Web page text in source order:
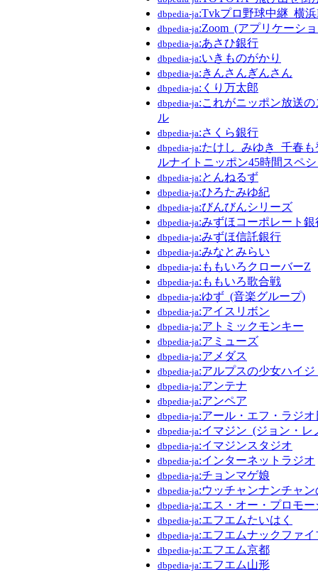
dbpedia-ja:Tvkプロ野球中継_横
dbpedia-ja:Zoom_(アプリケーシ
dbpedia-ja:あさひ銀行
dbpedia-ja:いきものがかり
dbpedia-ja:きんさんぎんさん
dbpedia-ja:くり万太郎
dbpedia-ja:これがニッポン放送
ル
dbpedia-ja:さくら銀行
dbpedia-ja:たけし_みゆき_千春
ルナイトニッポン45時間スペ
dbpedia-ja:とんねるず
dbpedia-ja:ひろたみゆ紀
dbpedia-ja:びんびんシリーズ
dbpedia-ja:みずほコーポレート銀
dbpedia-ja:みずほ信託銀行
dbpedia-ja:みなとみらい
dbpedia-ja:ももいろクローバーZ
dbpedia-ja:ももいろ歌合戦
dbpedia-ja:ゆず_(音楽グループ)
dbpedia-ja:アイスリボン
dbpedia-ja:アトミックモンキー
dbpedia-ja:アミューズ
dbpedia-ja:アメダス
dbpedia-ja:アルプスの少女ハイジ
dbpedia-ja:アンテナ
dbpedia-ja:アンペア
dbpedia-ja:アール・エフ・ラジオ
dbpedia-ja:イマジン_(ジョン・レ
dbpedia-ja:イマジンスタジオ
dbpedia-ja:インターネットラジオ
dbpedia-ja:チョンマゲ娘
dbpedia-ja:ウッチャンナンチャ
dbpedia-ja:エス・オー・プロモー
dbpedia-ja:エフエムたいはく
dbpedia-ja:エフエムナックファイ
dbpedia-ja:エフエム京都
dbpedia-ja:エフエム山形